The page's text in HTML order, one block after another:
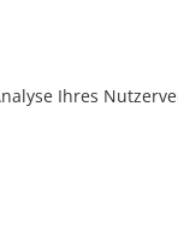
Ihres